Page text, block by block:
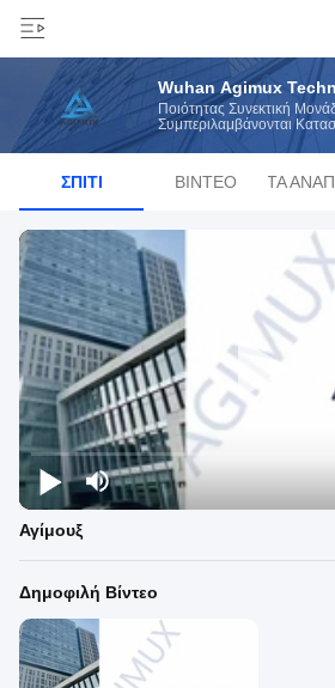
Wuhan Agimux
Ποιότητας Συνεκτική
Συμπεριλαμβάνονται
ΣΠΊΤΙ ΒΊΝΤΕΟ ΛΊΣΤΑ
Αγίμουξ
Δημοφιλή Βίντεο